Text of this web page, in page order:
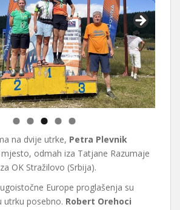
na dvije utrke, Petra Plevnik
odmah iza Tatjane Razumaje
OK Stražilovo (Srbija).
Europe proglašenja su
utrku posebno. Robert Orehoci